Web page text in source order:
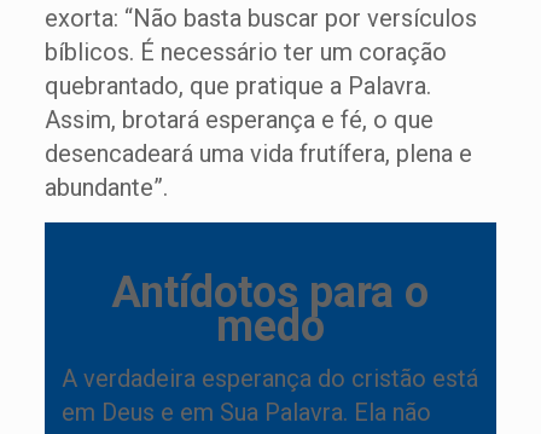
exorta: “Não basta buscar por versículos
bíblicos. É necessário ter um coração
quebrantado, que pratique a Palavra.
Assim, brotará esperança e fé, o que
desencadeará uma vida frutífera, plena e
abundante”.
Antídotos para o
medo
A verdadeira esperança do cristão está
em Deus e em Sua Palavra. Ela não